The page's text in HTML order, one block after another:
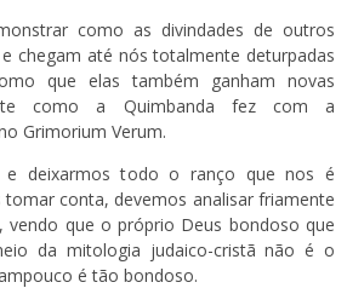
como as divindades de outros
chegam até nós totalmente deturpadas
que elas também ganham novas
como a Quimbanda fez com a
Grimorium Verum.
e deixarmos todo o ranço que nos é
tomar conta, devemos analisar friamente
vendo que o próprio Deus bondoso que
da mitologia judaico-cristã não é o
é tão bondoso.